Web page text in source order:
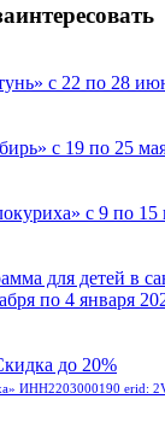
с 22 по 28
с 19 по 25
с 9 по 15
для детей в
по 4 января
до 20%
ИНН2203000190 erid: